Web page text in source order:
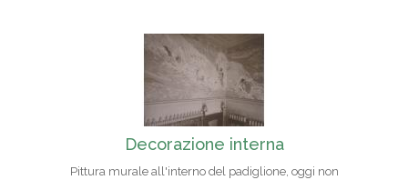
Decorazione interna
Pittura murale all'interno del padiglione, oggi non